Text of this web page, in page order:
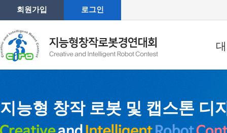
회원가입 로그인
지능형 창작 로봇 및 캡스톤 디